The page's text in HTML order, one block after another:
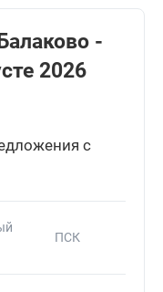
-
2026
с
ПСК